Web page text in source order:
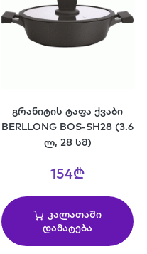
გრანიტის ტაფა ქვაბი
BERLLONG BOS-SH28 (3.6
ლ, 28 სმ)
154₾
კალათაში
დამატება